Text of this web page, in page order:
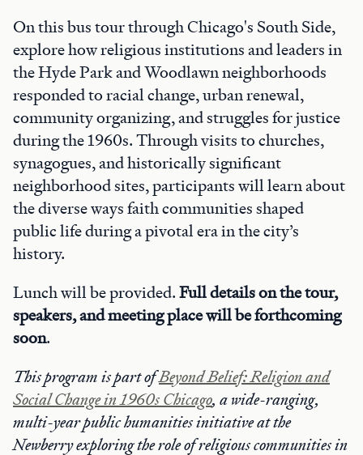
On this bus tour through Chicago's South Side,
explore how religious institutions and leaders in
the Hyde Park and Woodlawn neighborhoods
responded to racial change, urban renewal,
community organizing, and struggles for justice
during the 1960s. Through visits to churches,
synagogues, and historically significant
neighborhood sites, participants will learn about
the diverse ways faith communities shaped
public life during a pivotal era in the city’s
history.
Lunch will be provided.Full details on the tour,
speakers, and meeting place will be forthcoming
soon.
This program is part ofBeyond Belief: Religion and
Social Change in 1960s Chicago, a wide-ranging,
multi-year public humanities initiative at the
Newberry exploring the role of religious communities in